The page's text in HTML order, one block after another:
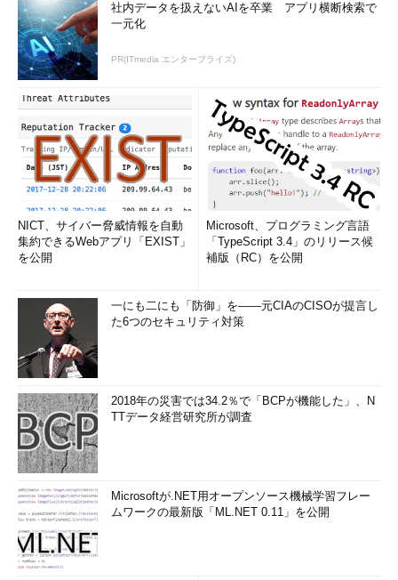
図1 CSVファイルが読み込まれた
区切り文字がタブ文字や半角スペースなどになっている場合
なおCSVとは、本来「Comma-Separated Values」の略称で、
カンマ（,）で区切られた文字列が並んだテキストファイルのこ
とだが、環境によっては、区切り文字がタブ文字や半角スペース
などになっていることもある。そのため、「Character-
Separated Values」の略とすることもある。
氏名 性別 年齢 住所
勤務先
20 大阪市中央区瓦町
湯月団吾
目タルト店
：
リスト3 顧客データ.csvファイル（タブ区切り）
タブ文字や半角スペースになっている場合は、リスト2の13行
目のコードを参考に、カンマ（,）をタブ文列や半角スペースに
変えるなどで対応してほしい。
カンマの数が決まっている場合
14行目のように、UBound関数を使うことで、カンマ（,）の数
が行ごとに異なるファイルだった場合も対応できるが、カンマの
数が決まっている場合は、変数jを宣言せず、jの代わりにカンマ
社内データを扱えないAIを卒業 アプリ横断検索で
一元化
PR(ITmedia エンタープライズ)
NICT、サイバー脅威情報を自動
集約できるWebアプリ「EXIST」
を公開
Microsoft、プログラミング言語
「TypeScript 3.4」のリリース候
補版（RC）を公開
一にも二にも「防御」を――元CIAのCISOが提言し
た6つのセキュリティ対策
2018年の災害では34.2％で「BCPが機能した」、N
TTデータ経営研究所が調査
Microsoftが.NET用オープンソース機械学習フレー
ムワークの最新版「ML.NET 0.11」を公開